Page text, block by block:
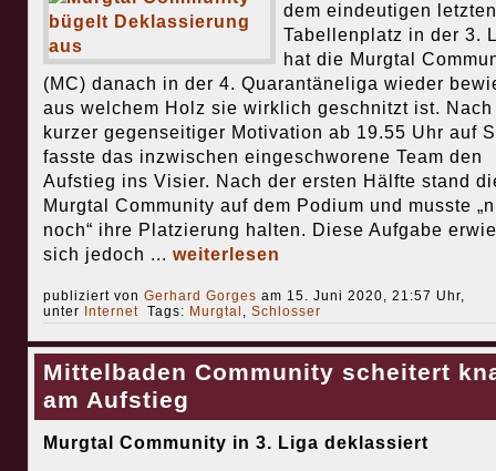
dem eindeutigen letzten
Tabellenplatz in der 3.
hat die Murgtal
(MC) danach in der 4. Quarantäneliga wieder
aus welchem Holz sie wirklich geschnitzt ist. Nach
kurzer gegenseitiger Motivation ab 19.55 Uhr auf
fasste das inzwischen eingeschworene Team den
Aufstieg ins Visier. Nach der ersten Hälfte stand
Murgtal Community auf dem Podium und musste
noch“ ihre Platzierung halten. Diese Aufgabe
sich jedoch ... weiterlesen
publiziert von Gerhard Gorges am 15. Juni 2020, 21:57 Uhr,
unter
InternetTags: Murgtal , Schlosser
Mittelbaden Community scheitert
am Aufstieg
Murgtal Community in 3. Liga deklassiert